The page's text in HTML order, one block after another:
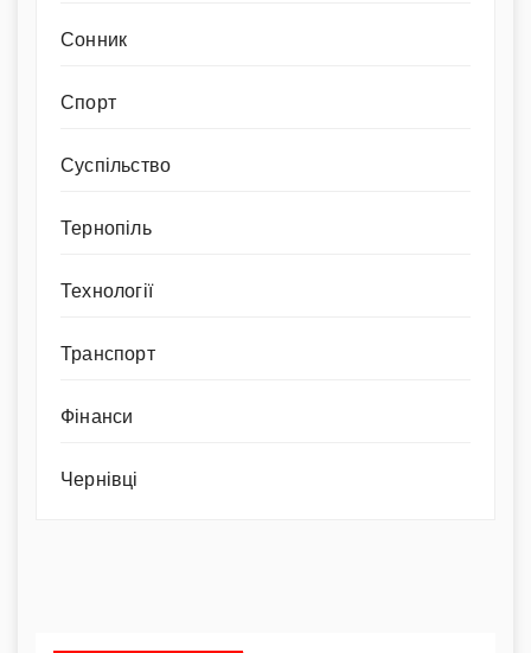
Сонник
Спорт
Суспільство
Тернопіль
Технології
Транспорт
Фінанси
Чернівці